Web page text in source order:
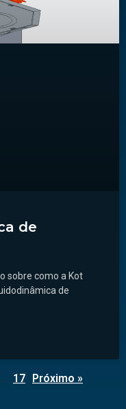
de
sobre como a Kot
de
… 17 Próximo »